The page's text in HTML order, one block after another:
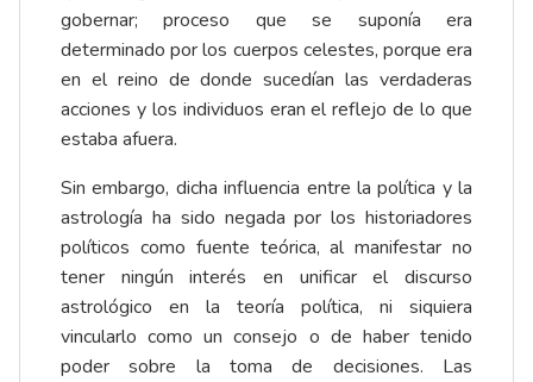
gobernar; proceso que se suponía era
determinado por los cuerpos celestes, porque era
en el reino de donde sucedían las verdaderas
acciones y los individuos eran el reflejo de lo que
estaba afuera.
Sin embargo, dicha influencia entre la política y la
astrología ha sido negada por los historiadores
políticos como fuente teórica, al manifestar no
tener ningún interés en unificar el discurso
astrológico en la teoría política, ni siquiera
vincularlo como un consejo o de haber tenido
poder sobre la toma de decisiones. Las